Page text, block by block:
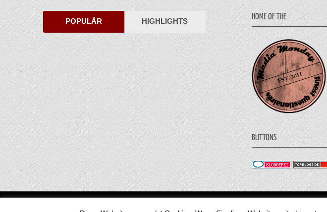
POPULÄR HIGHLIGHTS HOME OF THE
BUTTONS
Medienjournal Copyright © 2026. © 2011 - 2018